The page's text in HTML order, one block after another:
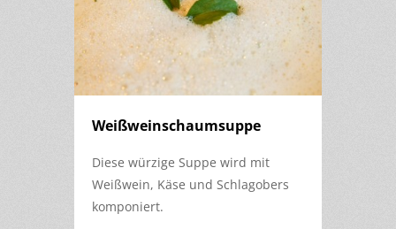
Weißweinschaumsuppe
Diese würzige Suppe wird mit
Weißwein, Käse und Schlagobers
komponiert.